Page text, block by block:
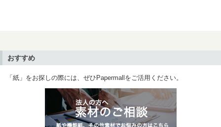
おすすめ
「紙」をお探しの際には、ぜひPapermallをご活用ください。